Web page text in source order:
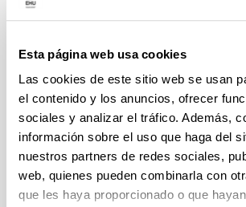
Esta página web usa cookies
Las cookies de este sitio web se usan
el contenido y los anuncios, ofrecer
sociales y analizar el tráfico. Además,
información sobre el uso que haga del
nuestros partners de redes sociales,
web, quienes pueden combinarla con
que les haya proporcionado o que
Autoinforme de
(curso 2019/20) (
(Abre una
Autoinforme de
(curso 2020/21) (pdf
435.78Kb)(Abre una
Autoinforme de
(curso 2021/22) (pdf